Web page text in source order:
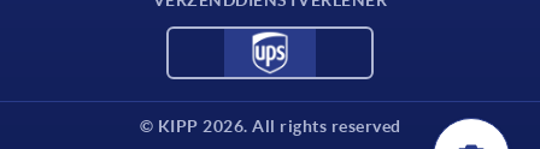
© KIPP 2026. All rights reserved